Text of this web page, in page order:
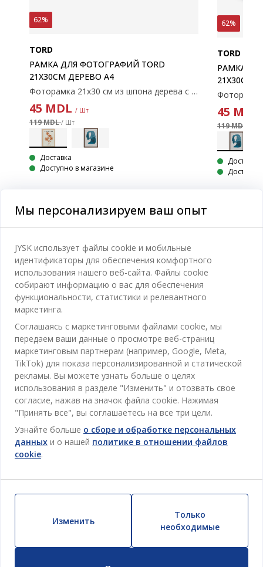
62%
TORD
РАМКА ДЛЯ ФОТОГРАФИЙ TORD
21X30СМ ДЕРЕВО A4
Фоторамка 21x30 см из шпона дерева с пластиковой передней защитой. Подходит для постеров и картин формата А4. С подставкой.
45 MDL/ Шт
119 MDL/ Шт
Доставка
Доступно в магазине
62%
TORD
РАМКА
21X30СМ
45 MDL
119 MDL
Доставка
Категории
Спальня
Ванная
Кабинет
Гостиная
Столовая
Хранение
Шторы
Для Сада
Товары для дома
Отдел обслуживания клиентов
Контакты службы поддержки клиентов
Магазины и часы работы
Акции
Пользовательское соглашение
Гарантия цены
Гарантия на продукт
Политика конфиденциальности
Скидочная карта
Преимущества для клиентов
Жалобы
JYSK
Про JYSK
JYSK.com
Пресса
Вакансии
Новостная рассылка
Вдохновение
JYSK BUSINESS TO BUSINESS
Полезные ссылки
Устойчивое развитие
ОФИС
TAROL-DD S.R.L. ул.Юбилейная, 41A мун. Кишинёв,
Республика Молдова
JYSK BUSINESS TO BUSINESS (B2B)
Продажи и работа с юридическими лицами
Телефон: 060 531 531
E-mail: jysk@jysk.md
JYSK ОБСЛУЖИВАНИЕ КЛИЕНТОВ
Контактный центр для клиентов
Телефон: 022 022 030
E-mail: support@jysk.md
Следите за Jysk
Мы персонализируем ваш опыт
JYSK использует файлы cookie и мобильные
идентификаторы для обеспечения комфортного
использования нашего веб-сайта. Файлы cookie
собирают информацию о вас для обеспечения
функциональности, статистики и релевантного
маркетинга.
Соглашаясь с маркетинговыми файлами cookie, мы
передаем ваши данные о просмотре веб-страниц
маркетинговым партнерам (например, Google, Meta,
TikTok) для показа персонализированной и статической
рекламы. Вы можете узнать больше о целях
использования в разделе "Изменить" и отозвать свое
согласие, нажав на значок файла cookie. Нажимая
"Принять все", вы соглашаетесь на все три цели.
Узнайте больше о сборе и обработке персональных
данных и о нашей политике в отношении файлов
cookie.
Изменить
Только
необходимые